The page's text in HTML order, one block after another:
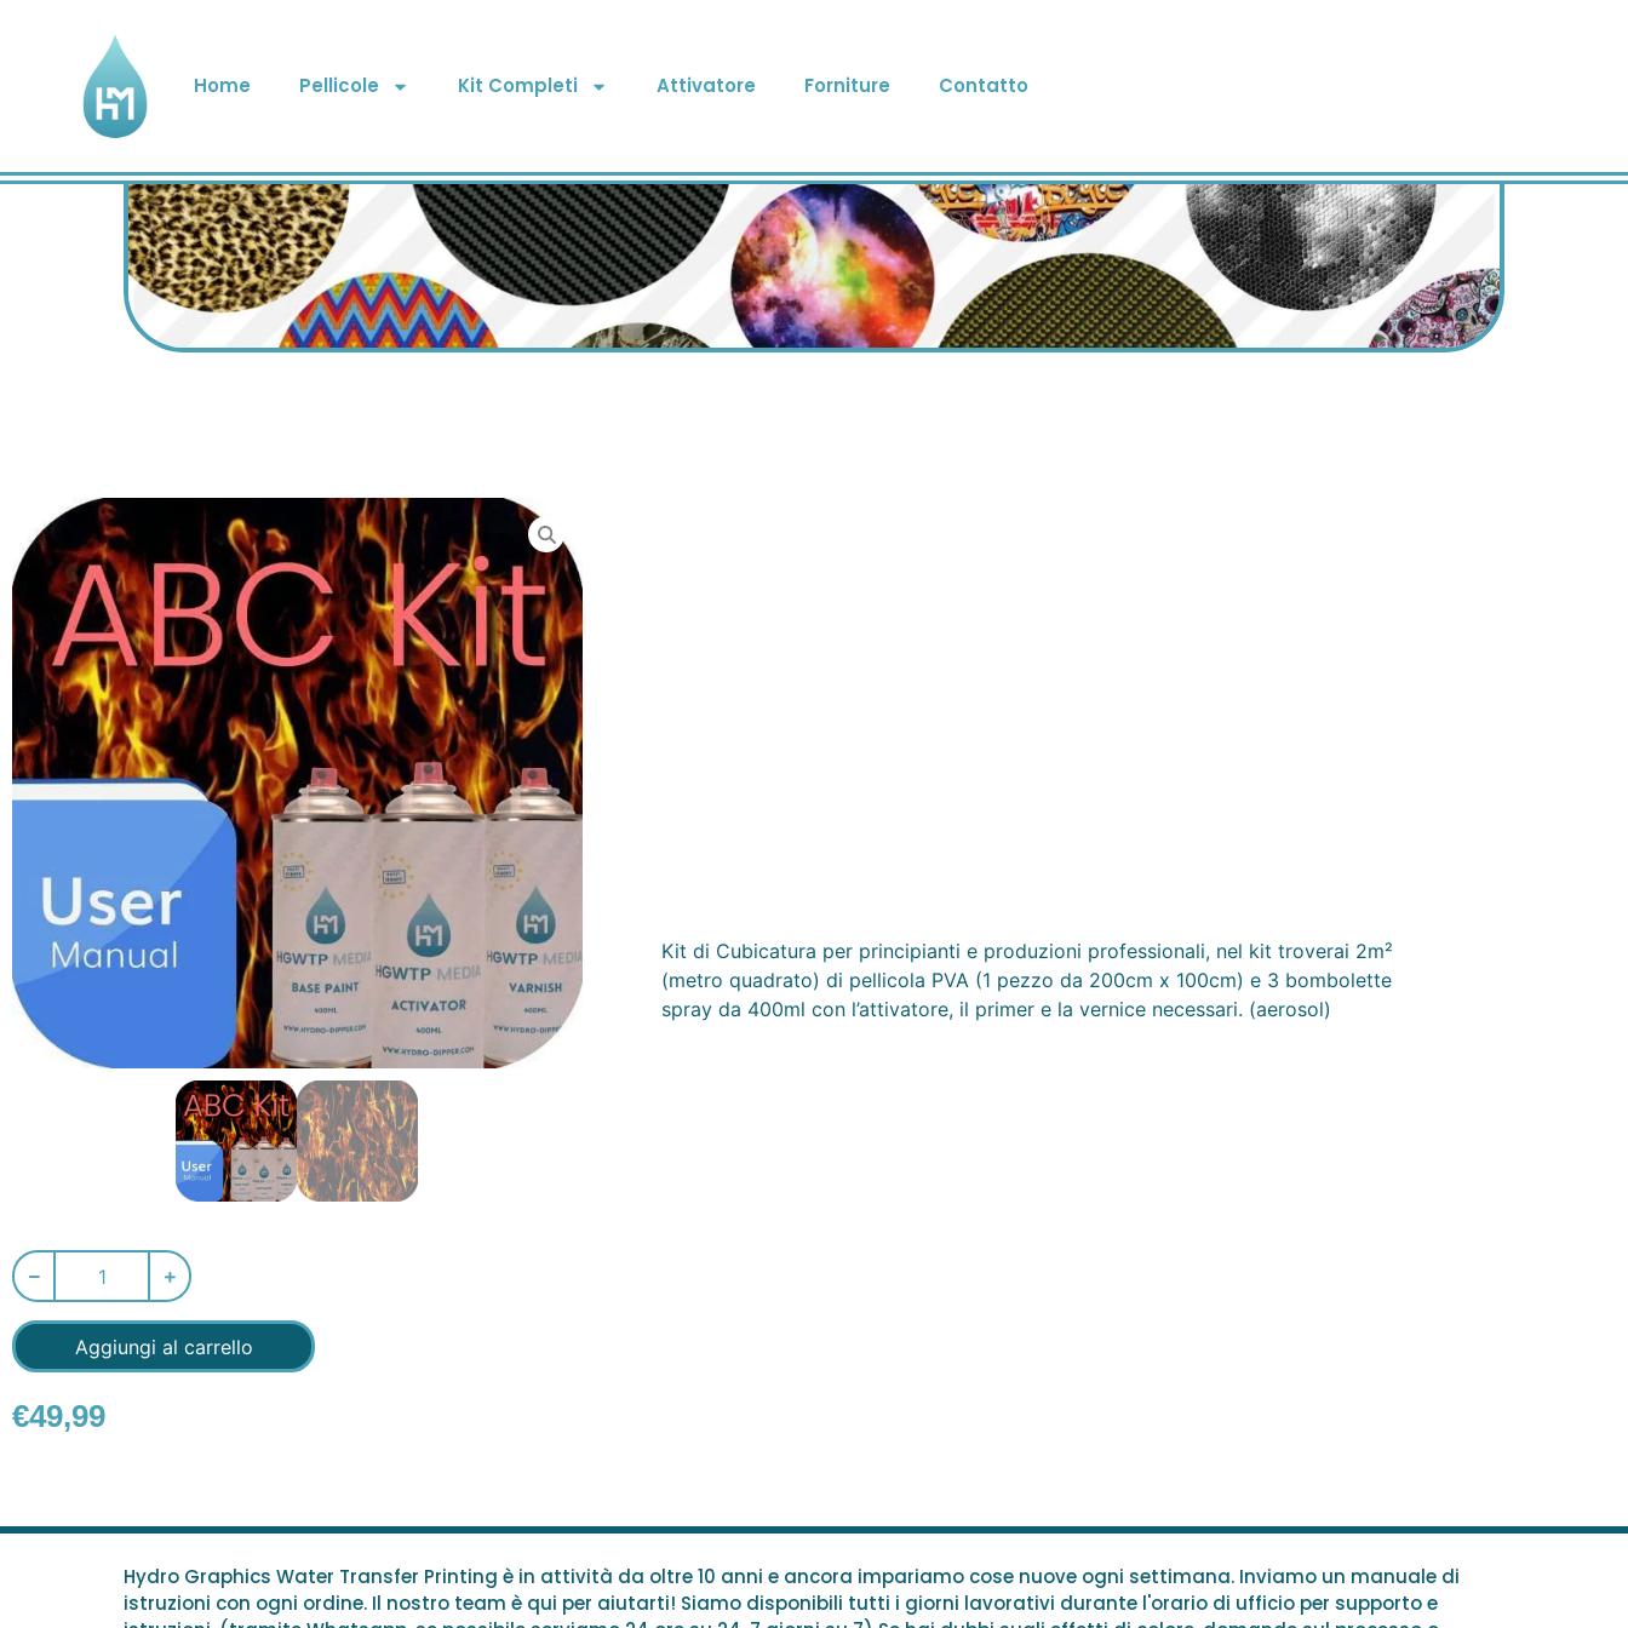
Home Pellicole Kit Completi Attivatore Forniture Contatto
Aggiungi al carrello
€49,99
Kit di Cubicatura per principianti e produzioni professionali, nel kit troverai 2m²
(metro quadrato) di pellicola PVA (1 pezzo da 200cm x 100cm) e 3 bombolette
spray da 400ml con l’attivatore, il primer e la vernice necessari. (aerosol)
Hydro Graphics Water Transfer Printing è in attività da oltre 10 anni e ancora impariamo cose nuove ogni settimana. Inviamo un manuale di
istruzioni con ogni ordine. Il nostro team è qui per aiutarti! Siamo disponibili tutti i giorni lavorativi durante l'orario di ufficio per supporto e